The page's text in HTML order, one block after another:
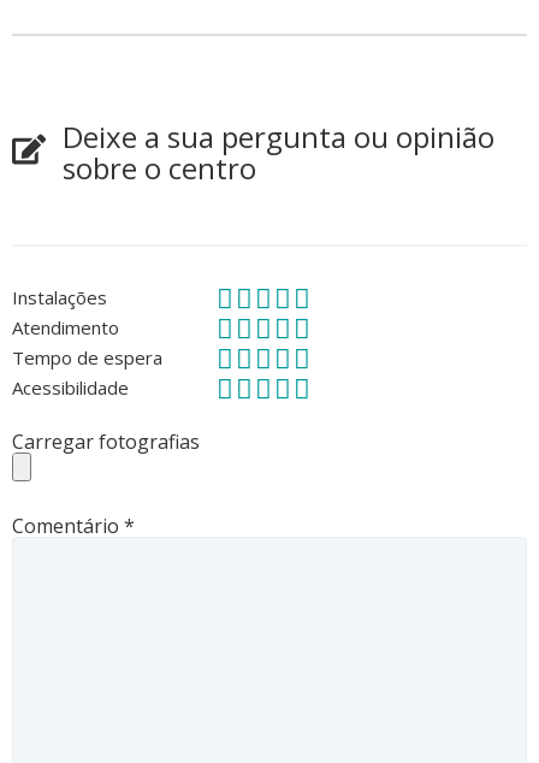
Deixe a sua pergunta ou opinião
sobre o centro
Instalações
Atendimento
Tempo de espera
Acessibilidade
Carregar fotografias
Comentário *